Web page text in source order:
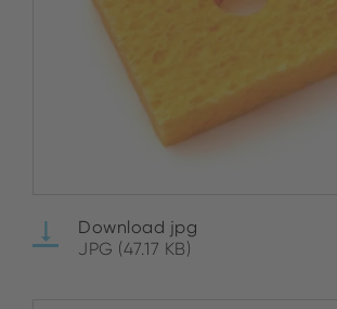
Download jpg
JPG (47.17 KB)